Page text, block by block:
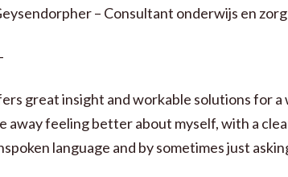
– Consultant onderwijs en zorg
great insight and workable solutions for
away feeling better about myself, with a
language and by sometimes just